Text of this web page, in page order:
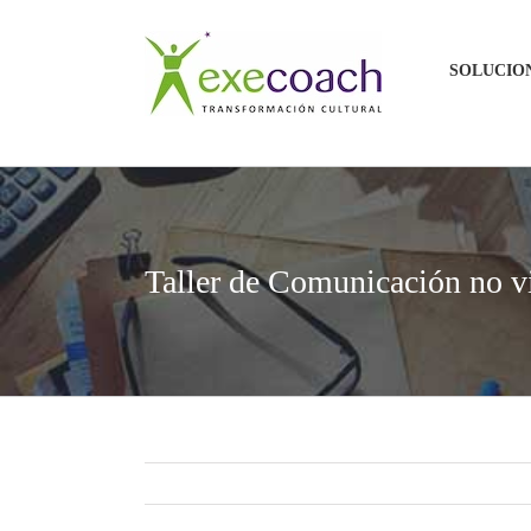
Taller de Comunicación no